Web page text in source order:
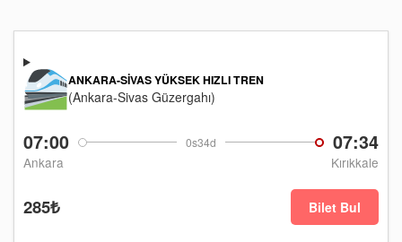
07:00 0s34d 07:34
Ankara Kırıkkale
ANKARA-SIVAS YÜKSEK HIZLI TREN
(Ankara-Sivas Güzergahı)
285₺ Bilet Bul